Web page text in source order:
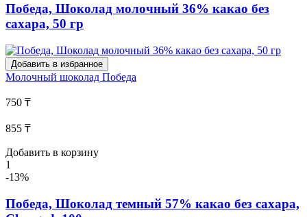
Победа, Шоколад молочный 36% какао без
сахара, 50 гр
Добавить в избранное
Молочный шоколад Победа
750 ₸
855 ₸
Добавить в корзину
1
-13%
Победа, Шоколад темный 57% какао без сахара,